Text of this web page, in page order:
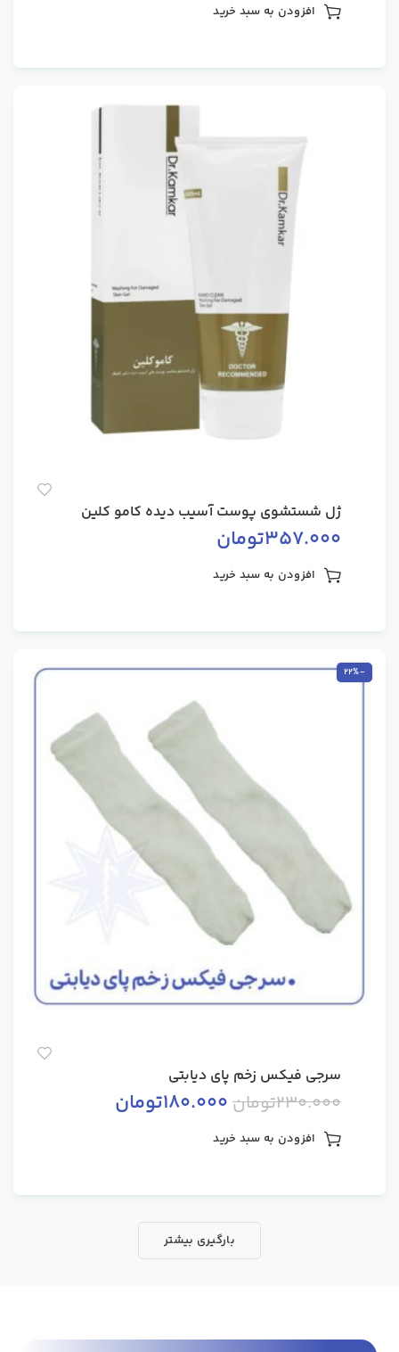
افزودن به سبد خرید
ژل شستشوی پوست آسیب دیده کامو کلین
357.000تومان
افزودن به سبد خرید
-22%
سرجی فیکس زخم پای دیابتی
230.000تومان180.000تومان
افزودن به سبد خرید
بارگیری بیشتر